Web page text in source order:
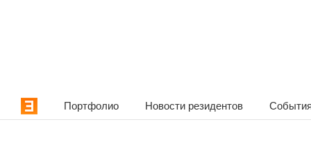
Портфолио Новости резидентов